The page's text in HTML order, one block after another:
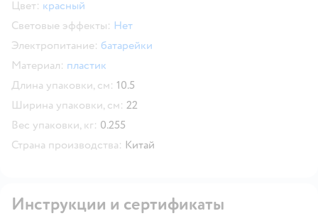
Цвет: красный
Световые эффекты: Нет
Электропитание: батарейки
Материал: пластик
Длина упаковки, см: 10.5
Ширина упаковки, см: 22
Вес упаковки, кг: 0.255
Страна производства: Китай
Инструкции и сертификаты